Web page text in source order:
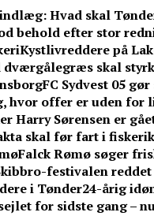
Hvad skal
behold efter stor
Kystlivreddere på
skal
FC Sydvest 05
hvor offer er uden for
Harry Sørensen er
skal før fart i
Falck Rømø søger
festivalen
i Tønder24-årig
for sidste gang –